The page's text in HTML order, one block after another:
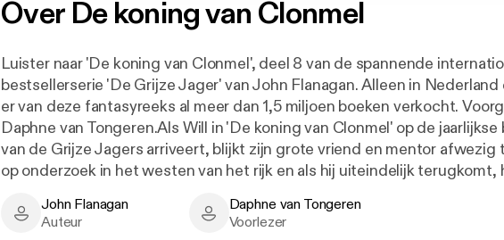
Over De koning van Clonmel
Luister naar 'De koning van Clonmel', deel 8 van de spannende
bestsellerserie 'De Grijze Jager' van John Flanagan. Alleen in Nederland
er van deze fantasyreeks al meer dan 1,5 miljoen boeken verkocht.
Daphne van Tongeren.Als Will in 'De koning van Clonmel' op de
van de Grijze Jagers arriveert, blijkt zijn grote vriend en mentor afwezig
op onderzoek in het westen van het rijk en als hij uiteindelijk
kwaadwillige religieuze sekte, waarvan de leden zichzelf de
John Flanagan - Author
John Flanagan
Auteur
Daphne van Tongeren - Narrator
Daphne van Tongeren
Voorlezer